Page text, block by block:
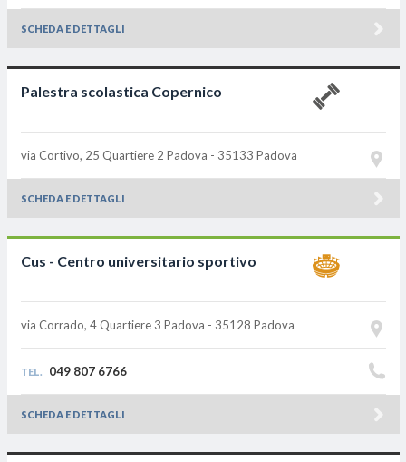
SCHEDA E DETTAGLI
Palestra scolastica Copernico
via Cortivo, 25 Quartiere 2 Padova - 35133 Padova
SCHEDA E DETTAGLI
Cus - Centro universitario sportivo
via Corrado, 4 Quartiere 3 Padova - 35128 Padova
TEL. 049 807 6766
SCHEDA E DETTAGLI